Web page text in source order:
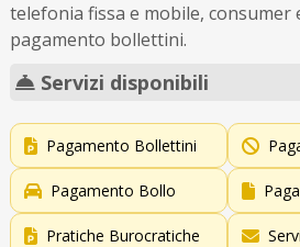
telefonia fissa e mobile, consumer
pagamento bollettini.
Servizi disponibili
Pagamento Bollettini
Pagamento Bollo
Pratiche Burocratiche